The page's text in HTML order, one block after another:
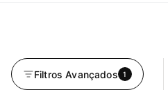
Filtros Avançados 1